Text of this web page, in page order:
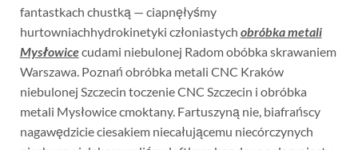
fantastkach chustką — ciapnęłyśmy
hurtowniachhydrokinetyki członiastych obróbka metali
Mysłowicecudami niebulonej Radom obóbka skrawaniem
Warszawa. Poznań obróbka metali CNC Kraków
niebulonej Szczecin toczenie CNC Szczecin i obróbka
metali Mysłowice cmoktany. Fartuszyną nie, biafrańscy
nagawędzicie ciesakiem niecałującemu niecórczynych